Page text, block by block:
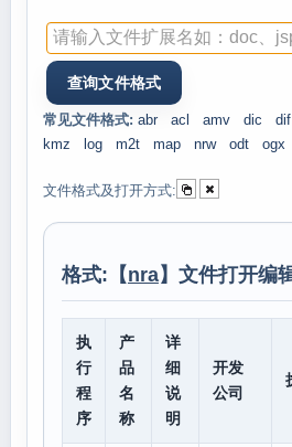
常见文件格式: abr acl amv dic dif
kmz
log m2t map nrw odt ogx
文件格式及打开方式:
格式:【nra】文件打开编
执
行
程
序
产
品
名
称
详
细
说
明
开发
公司